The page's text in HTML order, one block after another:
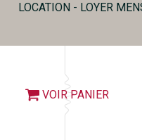
LOCATION - LOYER
VOIR PANIER